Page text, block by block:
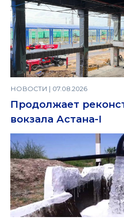
НОВОСТИ | 07.08.2026
Продолжает
вокзала Астана-I